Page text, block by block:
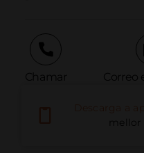
Chamar Correo
Informar